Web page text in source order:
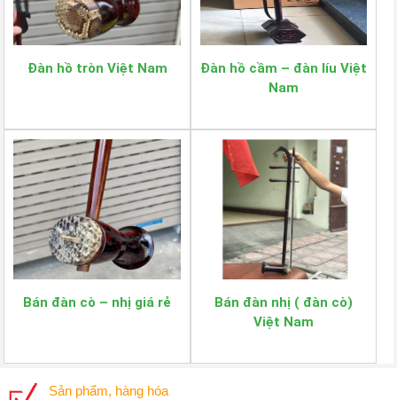
Đàn hồ tròn Việt Nam
Đàn hồ cầm – đàn líu Việt
Nam
Bán đàn cò – nhị giá rẻ
Bán đàn nhị ( đàn cò)
Việt Nam
Sản phẩm, hàng hóa